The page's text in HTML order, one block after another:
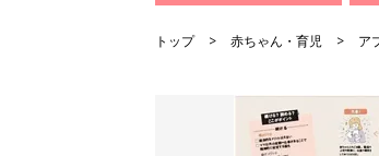
トップ 赤ちゃん・育児 ア